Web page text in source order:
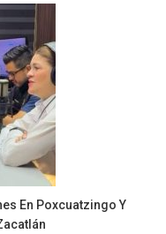
En Poxcuatzingo Y